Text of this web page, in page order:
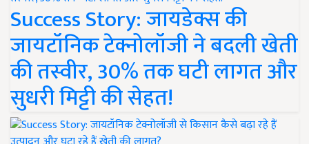
Success Story: जायडेक्स की
जायटॉनिक टेक्नोलॉजी ने बदली खेती
की तस्वीर, 30% तक घटी लागत और
सुधरी मिट्टी की सेहत!